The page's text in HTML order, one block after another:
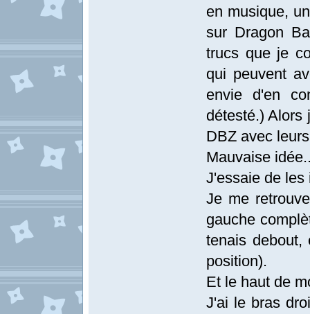
en musique,
sur Dragon
trucs que je
qui peuvent
envie d'en
détesté.) Alors
DBZ avec
Mauvaise
J'essaie de les
Je me
gauche
tenais debout,
position).
Et le haut de
J'ai le bras